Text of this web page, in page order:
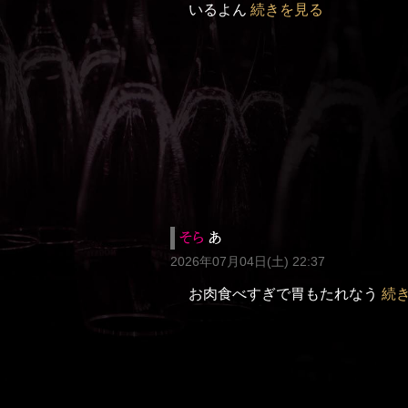
いるよん 続きを見る
そら あ
2026年07月04日(土) 22:37
お肉食べすぎで胃もたれなう 続